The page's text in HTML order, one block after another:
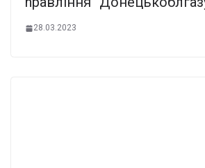
28.03.2023